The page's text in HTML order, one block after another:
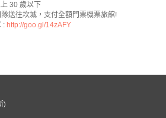
30 歲以下
送往坎城，支付全額門票機票旅館!
: http://goo.gl/14zAFY
)